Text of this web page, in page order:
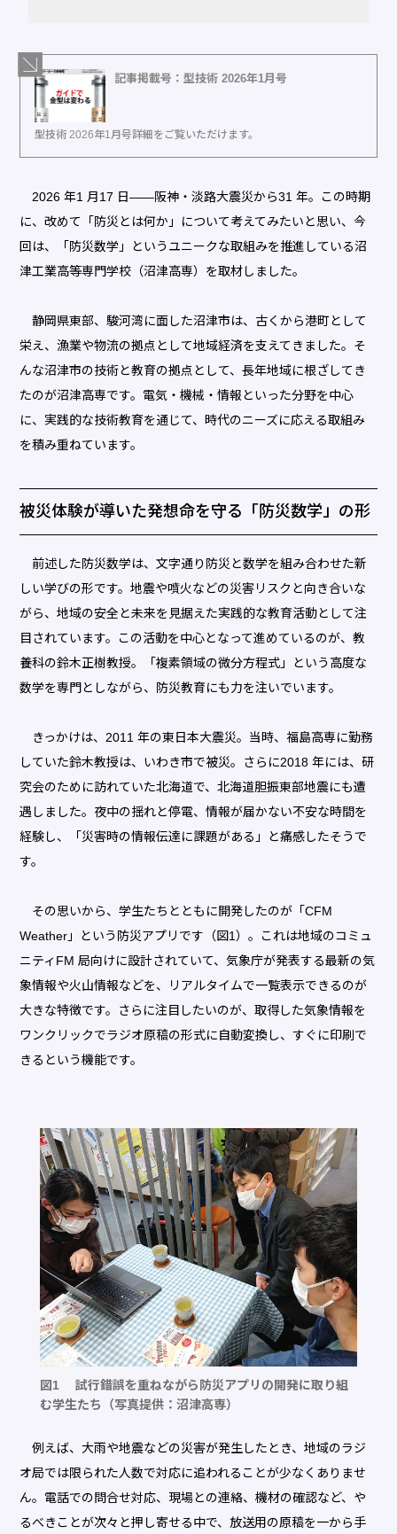
記事掲載号：型技術 2026年1月号
型技術 2026年1月号詳細をご覧いただけます。
2026 年1 月17 日――阪神・淡路大震災から31 年。この時期
に、改めて「防災とは何か」について考えてみたいと思い、今
回は、「防災数学」というユニークな取組みを推進している沼
津工業高等専門学校（沼津高専）を取材しました。
静岡県東部、駿河湾に面した沼津市は、古くから港町として
栄え、漁業や物流の拠点として地域経済を支えてきました。そ
んな沼津市の技術と教育の拠点として、長年地域に根ざしてき
たのが沼津高専です。電気・機械・情報といった分野を中心
に、実践的な技術教育を通じて、時代のニーズに応える取組み
を積み重ねています。
被災体験が導いた発想命を守る「防災数学」の形
前述した防災数学は、文字通り防災と数学を組み合わせた新
しい学びの形です。地震や噴火などの災害リスクと向き合いな
がら、地域の安全と未来を見据えた実践的な教育活動として注
目されています。この活動を中心となって進めているのが、教
養科の鈴木正樹教授。「複素領域の微分方程式」という高度な
数学を専門としながら、防災教育にも力を注いでいます。
きっかけは、2011 年の東日本大震災。当時、福島高専に勤務
していた鈴木教授は、いわき市で被災。さらに2018 年には、研
究会のために訪れていた北海道で、北海道胆振東部地震にも遭
遇しました。夜中の揺れと停電、情報が届かない不安な時間を
経験し、「災害時の情報伝達に課題がある」と痛感したそうで
す。
その思いから、学生たちとともに開発したのが「CFM
Weather」という防災アプリです（図1）。これは地域のコミュ
ニティFM 局向けに設計されていて、気象庁が発表する最新の気
象情報や火山情報などを、リアルタイムで一覧表示できるのが
大きな特徴です。さらに注目したいのが、取得した気象情報を
ワンクリックでラジオ原稿の形式に自動変換し、すぐに印刷で
きるという機能です。
図1 試行錯誤を重ねながら防災アプリの開発に取り組
む学生たち（写真提供：沼津高専）
例えば、大雨や地震などの災害が発生したとき、地域のラジ
オ局では限られた人数で対応に追われることが少なくありませ
ん。電話での問合せ対応、現場との連絡、機材の確認など、や
るべきことが次々と押し寄せる中で、放送用の原稿を一から手